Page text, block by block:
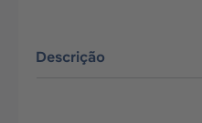
Descrição